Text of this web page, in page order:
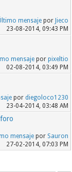
mensajepor Jieco
23-08-2014, 09:43 PM
mensajepor pixeltio
02-08-2014, 03:49 PM
por diegoloco1230
23-04-2014, 03:48 AM
mensajepor Sauron
27-02-2014, 07:03 PM